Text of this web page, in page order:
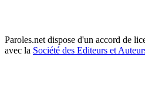
Paroles.net dispose d'un accord de
avec la Société des Editeurs et